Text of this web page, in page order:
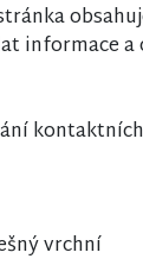
informace
vrchní